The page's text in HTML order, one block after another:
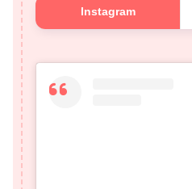
Instagram